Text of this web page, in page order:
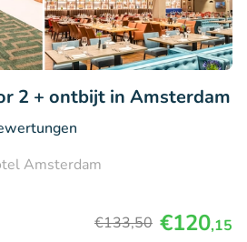
2 + ontbijt in Amsterdam
Amsterdam
€133,50 €120,15